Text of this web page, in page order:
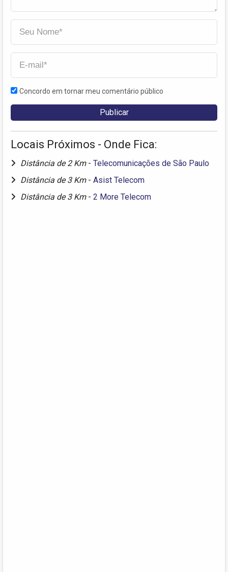
Concordo em tornar meu comentário público
Locais Próximos - Onde Fica:
Distância de 2 Km - Telecomunicações de São Paulo
Distância de 3 Km - Asist Telecom
Distância de 3 Km - 2 More Telecom